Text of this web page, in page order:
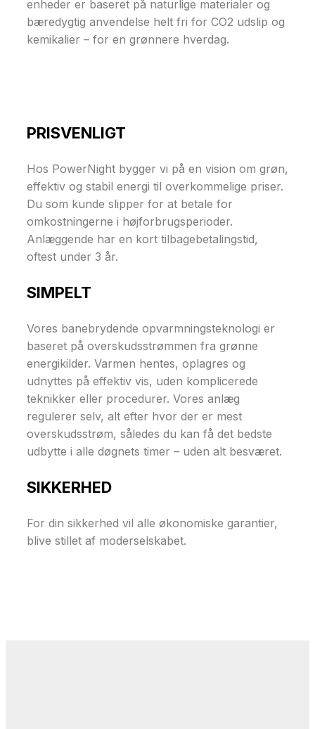
enheder er baseret på naturlige materialer og
bæredygtig anvendelse helt fri for CO2 udslip og
kemikalier – for en grønnere hverdag.
PRISVENLIGT
Hos PowerNight bygger vi på en vision om grøn,
effektiv og stabil energi til overkommelige priser.
Du som kunde slipper for at betale for
omkostningerne i højforbrugsperioder.
Anlæggende har en kort tilbagebetalingstid,
oftest under 3 år.
SIMPELT
Vores banebrydende opvarmningsteknologi er
baseret på overskudsstrømmen fra grønne
energikilder. Varmen hentes, oplagres og
udnyttes på effektiv vis, uden komplicerede
teknikker eller procedurer. Vores anlæg
regulerer selv, alt efter hvor der er mest
overskudsstrøm, således du kan få det bedste
udbytte i alle døgnets timer – uden alt besværet.
SIKKERHED
For din sikkerhed vil alle økonomiske garantier,
blive stillet af moderselskabet.